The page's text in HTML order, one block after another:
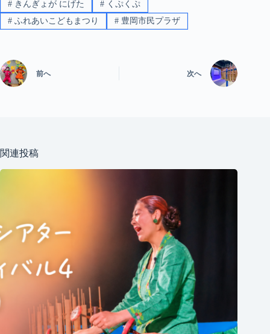
#きんぎょが にげた #くぷくぷ
#ふれあいこどもまつり #豊岡市民プラザ
前へ 次へ
関連投稿